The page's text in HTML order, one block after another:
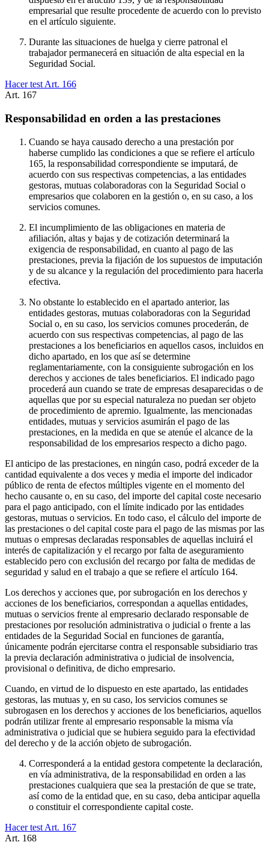
empresarial que resulte procedente de acuerdo con lo previsto
en el artículo siguiente.
Durante las situaciones de huelga y cierre patronal el
trabajador permanecerá en situación de alta especial en la
Seguridad Social.
Hacer test Art. 166
Art. 167
Responsabilidad en orden a las prestaciones
Cuando se haya causado derecho a una prestación por
haberse cumplido las condiciones a que se refiere el artículo
165, la responsabilidad correspondiente se imputará, de
acuerdo con sus respectivas competencias, a las entidades
gestoras, mutuas colaboradoras con la Seguridad Social o
empresarios que colaboren en la gestión o, en su caso, a los
servicios comunes.
El incumplimiento de las obligaciones en materia de
afiliación, altas y bajas y de cotización determinará la
exigencia de responsabilidad, en cuanto al pago de las
prestaciones, previa la fijación de los supuestos de imputación
y de su alcance y la regulación del procedimiento para hacerla
efectiva.
No obstante lo establecido en el apartado anterior, las
entidades gestoras, mutuas colaboradoras con la Seguridad
Social o, en su caso, los servicios comunes procederán, de
acuerdo con sus respectivas competencias, al pago de las
prestaciones a los beneficiarios en aquellos casos, incluidos en
dicho apartado, en los que así se determine
reglamentariamente, con la consiguiente subrogación en los
derechos y acciones de tales beneficiarios. El indicado pago
procederá aun cuando se trate de empresas desaparecidas o de
aquellas que por su especial naturaleza no puedan ser objeto
de procedimiento de apremio. Igualmente, las mencionadas
entidades, mutuas y servicios asumirán el pago de las
prestaciones, en la medida en que se atenúe el alcance de la
responsabilidad de los empresarios respecto a dicho pago.
El anticipo de las prestaciones, en ningún caso, podrá exceder de la
cantidad equivalente a dos veces y media el importe del indicador
público de renta de efectos múltiples vigente en el momento del
hecho causante o, en su caso, del importe del capital coste necesario
para el pago anticipado, con el límite indicado por las entidades
gestoras, mutuas o servicios. En todo caso, el cálculo del importe de
las prestaciones o del capital coste para el pago de las mismas por las
mutuas o empresas declaradas responsables de aquellas incluirá el
interés de capitalización y el recargo por falta de aseguramiento
establecido pero con exclusión del recargo por falta de medidas de
seguridad y salud en el trabajo a que se refiere el artículo 164.
Los derechos y acciones que, por subrogación en los derechos y
acciones de los beneficiarios, correspondan a aquellas entidades,
mutuas o servicios frente al empresario declarado responsable de
prestaciones por resolución administrativa o judicial o frente a las
entidades de la Seguridad Social en funciones de garantía,
únicamente podrán ejercitarse contra el responsable subsidiario tras
la previa declaración administrativa o judicial de insolvencia,
provisional o definitiva, de dicho empresario.
Cuando, en virtud de lo dispuesto en este apartado, las entidades
gestoras, las mutuas y, en su caso, los servicios comunes se
subrogasen en los derechos y acciones de los beneficiarios, aquellos
podrán utilizar frente al empresario responsable la misma vía
administrativa o judicial que se hubiera seguido para la efectividad
del derecho y de la acción objeto de subrogación.
Corresponderá a la entidad gestora competente la declaración,
en vía administrativa, de la responsabilidad en orden a las
prestaciones cualquiera que sea la prestación de que se trate,
así como de la entidad que, en su caso, deba anticipar aquella
o constituir el correspondiente capital coste.
Hacer test Art. 167
Art. 168